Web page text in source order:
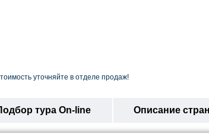
уточняйте в отделе продаж!
тура On-line Описание